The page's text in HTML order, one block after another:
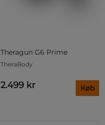
Theragun G6 Prime
TheraBody
2.499 kr Køb